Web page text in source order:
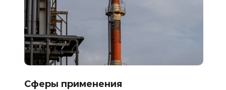
Сферы применения